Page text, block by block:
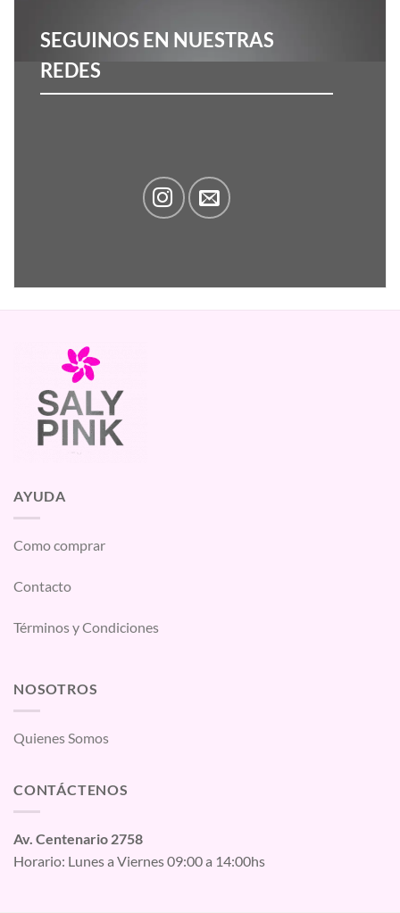
SEGUINOS EN NUESTRAS
REDES
AYUDA
Como comprar
Contacto
Términos y Condiciones
NOSOTROS
Quienes Somos
CONTÁCTENOS
Av. Centenario 2758
Horario: Lunes a Viernes 09:00 a 14:00hs